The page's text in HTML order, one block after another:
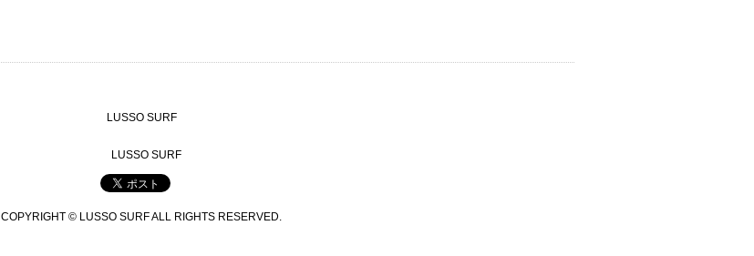
LUSSO SURF
LUSSO SURF
COPYRIGHT © LUSSO SURF ALL RIGHTS RESERVED.